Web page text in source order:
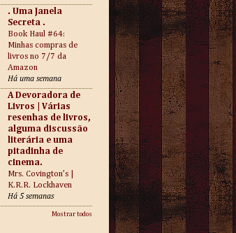
. Uma Janela
Secreta .
Book Haul #64:
Minhas compras de
livros no 7/7 da
Amazon
Há uma semana
A Devoradora de
Livros | Várias
resenhas de livros,
alguma discussão
literária e uma
pitadinha de
cinema.
Mrs. Covington’s |
K.R.R. Lockhaven
Há 5 semanas
Mostrar todos